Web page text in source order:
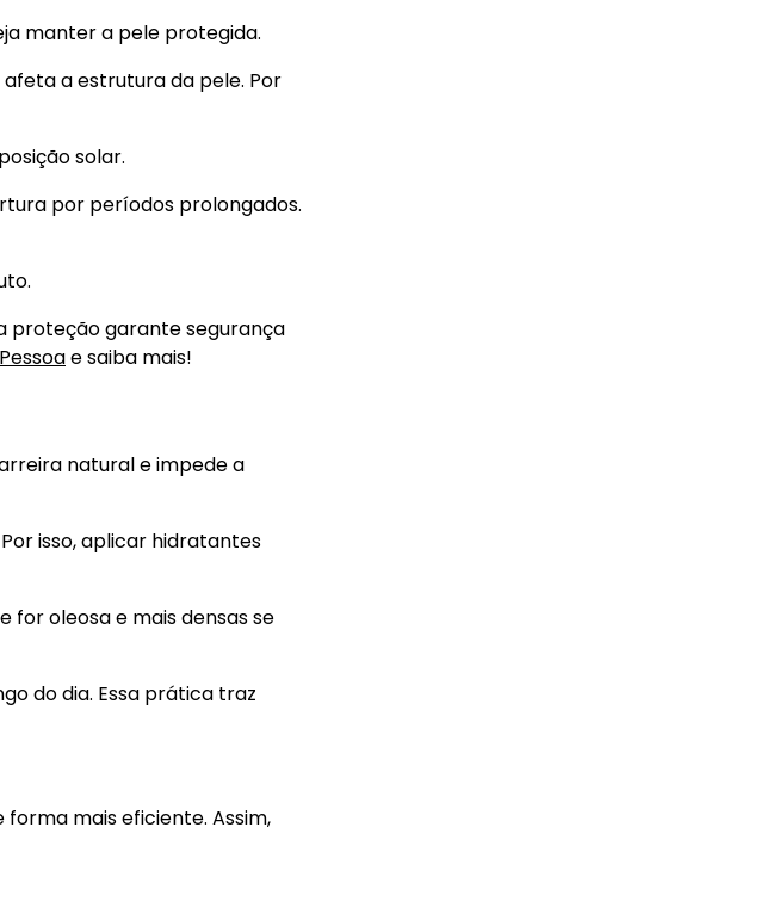
manter a pele protegida.
a estrutura da pele. Por
solar.
por períodos prolongados.
proteção garante segurança
e saiba mais!
natural e impede a
isso, aplicar hidratantes
for oleosa e mais densas se
do dia. Essa prática traz
mais eficiente. Assim,